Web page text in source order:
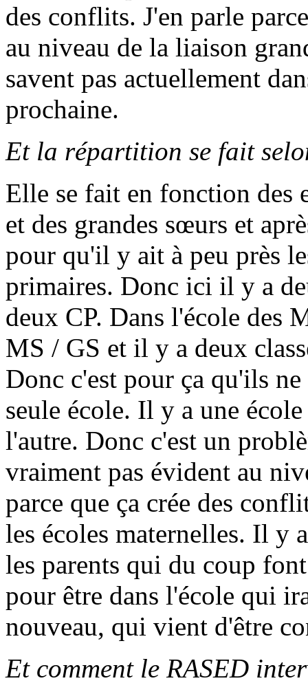
des conflits. J'en parle
au niveau de la liaison
savent pas actuellement
prochaine.
Et la répartition se fait
Elle se fait en fonction des
et des grandes sœurs et
pour qu'il y ait à peu près
primaires. Donc ici il y a
deux CP. Dans l'école des
MS / GS et il y a deux
Donc c'est pour ça qu'ils
seule école. Il y a une
l'autre. Donc c'est un
vraiment pas évident au
parce que ça crée des
les écoles maternelles. Il y
les parents qui du coup
pour être dans l'école qui
nouveau, qui vient d'être
Et comment le RASED